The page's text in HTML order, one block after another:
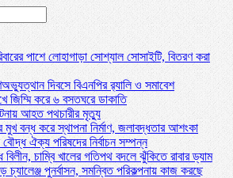
পাশে লোহাগাড়া সোশ্যাল সোসাইটি, বিতরণ করা
দিবসে বিএনপির র‌্যালি ও সমাবেশ
জিম্মি করে ৬ বসতঘরে ডাকাতি
আহত পথচারীর মৃত্যু
মুখ বন্ধ করে স্থাপনা নির্মাণ, জলাবদ্ধতার আশংকা
বৌদ্ধ ঐক্য পরিষদের নির্বাচন সম্পন্ন
বিলীন, চাম্বি খালের গতিপথ বদলে ঝুঁকিতে রাবার ড্যাম
চ্যালেঞ্জ পুনর্বাসন, সমন্বিত পরিকল্পনায় কাজ করছে